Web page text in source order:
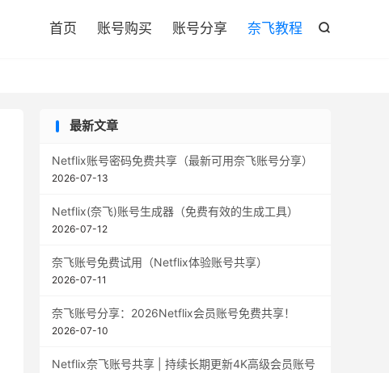

首页 账号购买 账号分享 奈飞教程
最新文章
Netflix账号密码免费共享（最新可用奈飞账号分享）
2026-07-13
Netflix(奈飞)账号生成器（免费有效的生成工具）
2026-07-12
奈飞账号免费试用（Netflix体验账号共享）
2026-07-11
奈飞账号分享：2026Netflix会员账号免费共享！
2026-07-10
Netflix奈飞账号共享 | 持续长期更新4K高级会员账号